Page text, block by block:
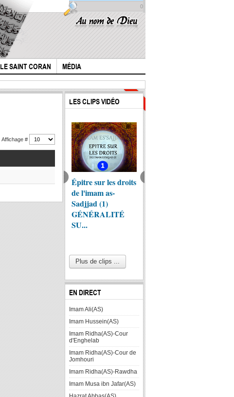
LE SAINT CORAN MÉDIA
0
Affichage #
Clics :
Clics :
LES CLIPS VIDÉO
l'Histoire de l'Imam
le livre "Al lohuf"...
Épitre sur les droits
de l'imam as-
Sadjjad (1)
GÉNÉRALITÉ
SU...
Qui méritera d'être
maudit ?
Plus de clips ...
EN DIRECT
Imam Ali(AS)
Imam Hussein(AS)
Imam Ridha(AS)-Cour
d'Enghelab
Imam Ridha(AS)-Cour de
Jomhouri
Imam Ridha(AS)-Rawdha
Imam Musa ibn Jafar(AS)